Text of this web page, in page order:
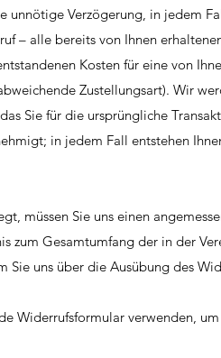
unnötige Verzögerung, in jedem
– alle bereits von Ihnen
Kosten für eine von
Zustellungsart). Wir
Sie für die ursprüngliche
in jedem Fall entstehen
müssen Sie uns einen
zum Gesamtumfang der in der
Sie uns über die Ausübung des
Widerrufsformular verwenden,